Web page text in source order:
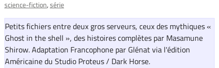
science-fiction série
Petits fichiers entre deux gros serveurs, ceux des mythiques «
Ghost in the shell », des histoires complètes par Masamune
Shirow. Adaptation Francophone par Glénat via l'édition
Américaine du Studio Proteus / Dark Horse.